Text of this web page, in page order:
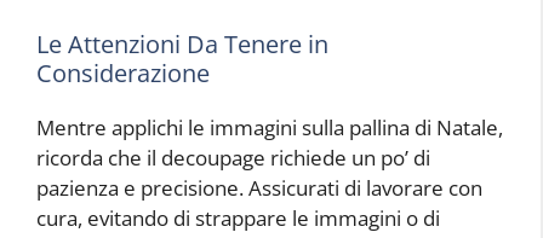
Le Attenzioni Da Tenere in
Considerazione
Mentre applichi le immagini sulla pallina di Natale,
ricorda che il decoupage richiede un po’ di
pazienza e precisione. Assicurati di lavorare con
cura, evitando di strappare le immagini o di